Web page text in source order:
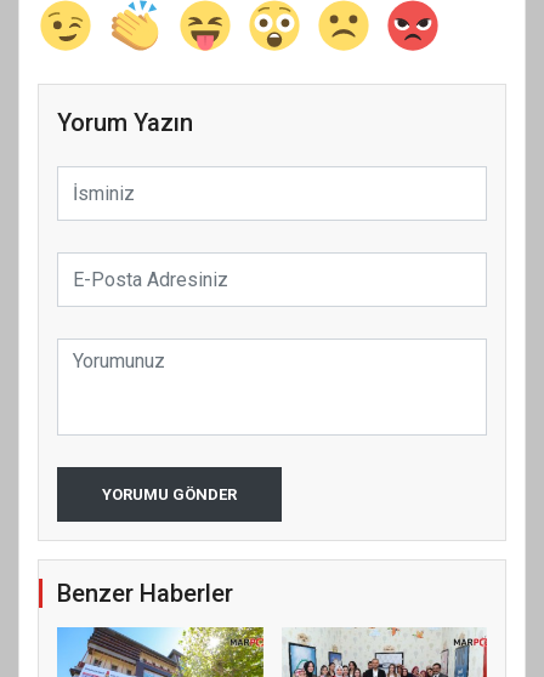
Yorum Yazın
YORUMU GÖNDER
Benzer Haberler